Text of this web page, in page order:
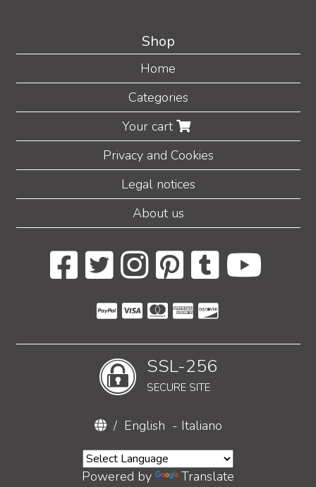
Shop
Home
Categories
Your cart
Privacy and Cookies
Legal notices
About us
SSL-256
SECURE SITE
/ English - Italiano
Powered by Translate